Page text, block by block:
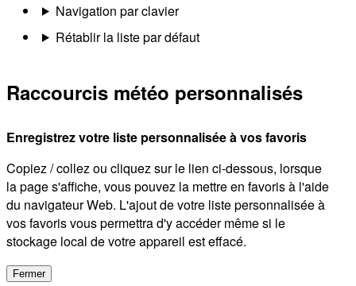
Navigation par clavier
Rétablir la liste par défaut
Raccourcis météo personnalisés
Enregistrez votre liste personnalisée à vos favoris
Copiez / collez ou cliquez sur le lien ci-dessous, lorsque
la page s'affiche, vous pouvez la mettre en favoris à l'aide
du navigateur Web. L'ajout de votre liste personnalisée à
vos favoris vous permettra d'y accéder même si le
stockage local de votre appareil est effacé.
Fermer